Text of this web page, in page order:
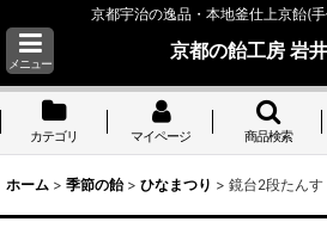
京都宇治の逸品・本地釜仕上京飴(
メニュー
京都の飴工房 岩
カテゴリ マイページ 商品検索
ホーム > 季節の飴 > ひなまつり > 鏡台2段たんす